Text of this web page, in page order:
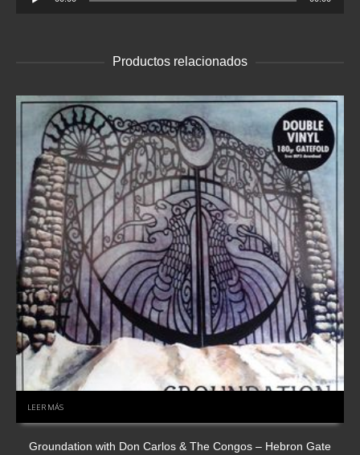
Productos relacionados
LEER MÁS
Groundation with Don Carlos & The Congos – Hebron Gate